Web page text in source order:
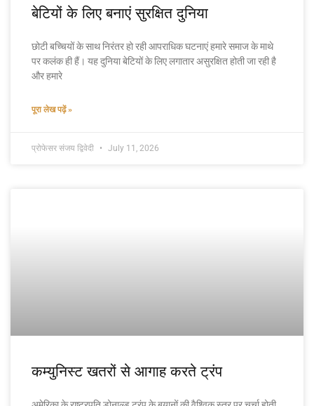
बेटियों के लिए बनाएं सुरक्षित दुनिया
छोटी बच्चियों के साथ निरंतर हो रही आपराधिक घटनाएं हमारे समाज के माथे
पर कलंक ही हैं। यह दुनिया बेटियों के लिए लगातार असुरक्षित होती जा रही है
और हमारे
पूरा लेख पढ़ें »
प्रोफेसर संजय द्विवेदी July 11, 2026
कम्युनिस्ट खतरों से आगाह करते ट्रंप